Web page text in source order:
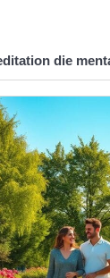
die